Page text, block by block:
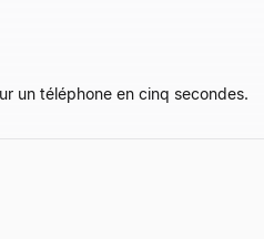
un téléphone en cinq secondes.